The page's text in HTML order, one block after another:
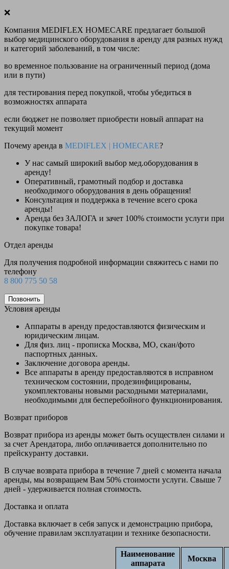
❌
Компания MEDIFLEX HOMECARE предлагает большой
выбор медицинского оборудования в аренду для разных нужд
и категорий заболеваний, в том числе:
во временное пользование на ограниченный период (дома
или в пути)
для тестирования перед покупкой, чтобы убедиться в
возможностях аппарата
если бюджет не позволяет приобрести новый аппарат на
текущий момент
Почему аренда в MEDIFLEX | HOMECARE?
У нас самый широкий выбор мед.оборудования в
аренду!
Оперативный, грамотный подбор и доставка
необходимого оборудования в день обращения!
Консультация и поддержка в течение всего срока
аренды!
Аренда без ЗАЛОГА и зачет 100% стоимости услуги при
покупке товара!
Отдел аренды
Для получения подробной информации свяжитесь с нами по
телефону
8 800 775 50 58
Позвонить
Условия аренды
Аппараты в аренду предоставляются физическим и
юридическим лицам.
Для физ. лиц - прописка Москва, МО, скан/фото
паспортных данных.
Заключение договора аренды.
Все аппараты в аренду предоставляются в исправном
техническом состоянии, продезинфицированы,
укомплектованы новыми расходными материалами,
необходимыми для бесперебойного функционирования.
Возврат приборов
Возврат прибора из аренды может быть осуществлен силами и
за счет Арендатора, либо оплачивается дополнительно по
прейскуранту доставки.
В случае возврата прибора в течение 7 дней с момента начала
аренды, мы возвращаем Вам 50% стоимости услуги. Свыше 7
дней - удерживается полная стоимость.
Доставка и оплата
Доставка включает в себя запуск и демонстрацию прибора,
обучение правилам эксплуатации и технике безопасности.
Наименование
аппарата
Москва